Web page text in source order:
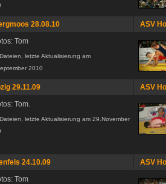
28.08.10
Tom
letzte Aktualisierung am
2010
ASV
29.11.09
Tom.
letzte Aktualisierung am 29.November
ASV
24.10.09
Tom
ASV